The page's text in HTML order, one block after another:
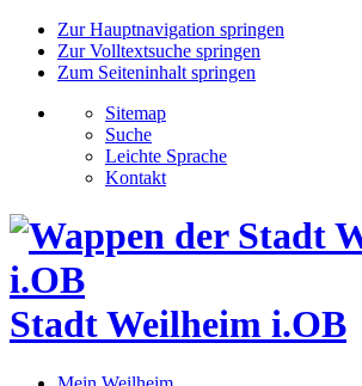
Zur Hauptnavigation springen
Zur Volltextsuche springen
Zum Seiteninhalt springen
Sitemap
Suche
Leichte Sprache
Kontakt
Stadt Weilheim i.OB